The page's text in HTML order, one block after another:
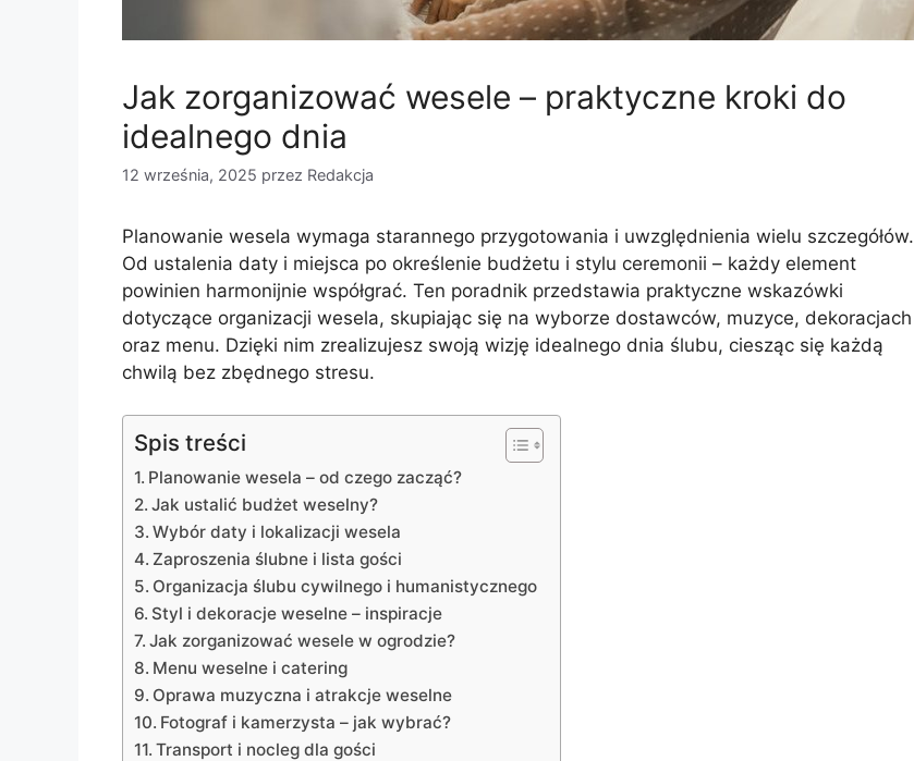
Jak zorganizować wesele – praktyczne kroki do
idealnego dnia
12 września, 2025 przez Redakcja
Planowanie wesela wymaga starannego przygotowania i uwzględnienia wielu szczegółów.
Od ustalenia daty i miejsca po określenie budżetu i stylu ceremonii – każdy element
powinien harmonijnie współgrać. Ten poradnik przedstawia praktyczne wskazówki
dotyczące organizacji wesela, skupiając się na wyborze dostawców, muzyce, dekoracjach
oraz menu. Dzięki nim zrealizujesz swoją wizję idealnego dnia ślubu, ciesząc się każdą
chwilą bez zbędnego stresu.
Spis treści
Planowanie wesela – od czego zacząć?
Jak ustalić budżet weselny?
Wybór daty i lokalizacji wesela
Zaproszenia ślubne i lista gości
Organizacja ślubu cywilnego i humanistycznego
Styl i dekoracje weselne – inspiracje
Jak zorganizować wesele w ogrodzie?
Menu weselne i catering
Oprawa muzyczna i atrakcje weselne
Fotograf i kamerzysta – jak wybrać?
Transport i nocleg dla gości